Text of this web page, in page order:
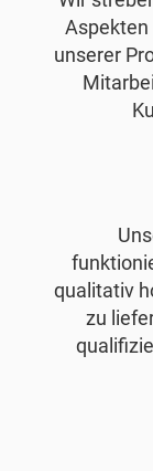
Aspekten
unserer
qualitativ
zu